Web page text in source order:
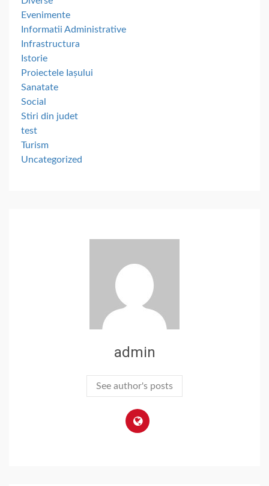
Evenimente
Informatii Administrative
Infrastructura
Istorie
Proiectele Iașului
Sanatate
Social
Stiri din judet
test
Turism
Uncategorized
admin
See author's posts